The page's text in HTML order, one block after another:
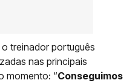
treinador português
nas principais
momento: “Conseguimos